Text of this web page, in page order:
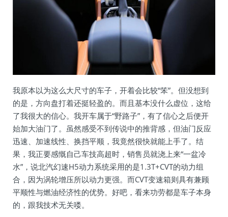
我原本以为这么大尺寸的车子，开着会比较“笨”。但没想到
的是，方向盘打着还挺轻盈的。而且基本没什么虚位，这给
了我很大的信心。我开车属于“野路子”，有了信心之后便开
始加大油门了。虽然感受不到传说中的推背感，但油门反应
迅速、加速线性、换挡平顺，我竟然很快就能上手了。结
果，我正要感慨自己车技高超时，销售员就浇上来“一盆冷
水”，说北汽幻速H5动力系统采用的是1.3T+CVT的动力组
合，因为涡轮增压所以动力更强。而CVT变速箱则具有兼顾
平顺性与燃油经济性的优势。好吧，看来功劳都是车子本身
的，跟我技术无关喽。